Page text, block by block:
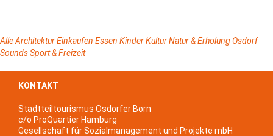
AlleArchitekturEinkaufen Essen KinderKulturNatur & ErholungOsdorf
SoundsSport & Freizeit
KONTAKT
Stadtteiltourismus Osdorfer Born
c/o ProQuartier Hamburg
Gesellschaft für Sozialmanagement und Projekte mbH